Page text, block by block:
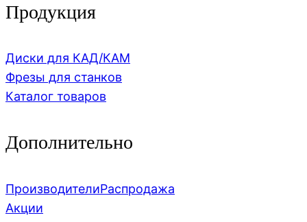
Продукция
Диски для КАД/КАМ
Фрезы для станков
Каталог товаров
Дополнительно
ПроизводителиРаспродажа
Акции